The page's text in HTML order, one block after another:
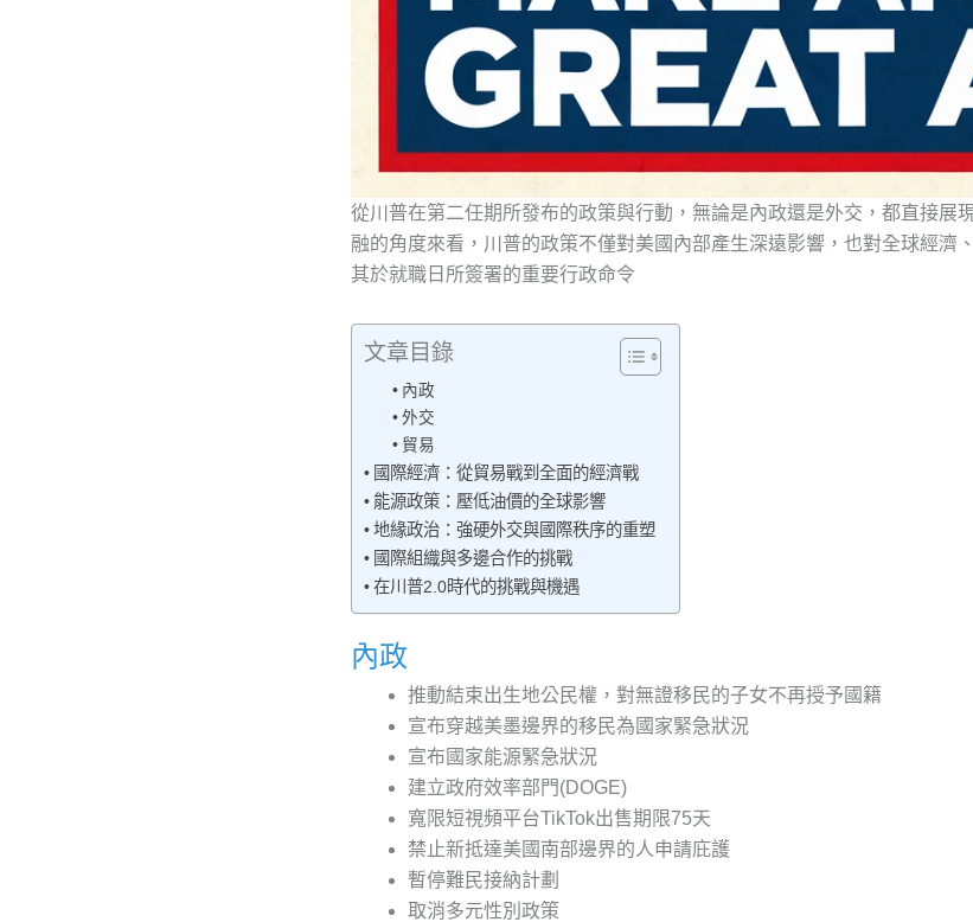
從川普在第二任期所發布的政策與行動，無論是內政還是外交，都直接展
融的角度來看，川普的政策不僅對美國內部產生深遠影響，也對全球經濟
其於就職日所簽署的重要行政命令
文章目錄
內政
外交
貿易
國際經濟：從貿易戰到全面的經濟戰
能源政策：壓低油價的全球影響
地緣政治：強硬外交與國際秩序的重塑
國際組織與多邊合作的挑戰
在川普2.0時代的挑戰與機遇
內政
推動結束出生地公民權，對無證移民的子女不再授予國籍
宣布穿越美墨邊界的移民為國家緊急狀況
宣布國家能源緊急狀況
建立政府效率部門(DOGE)
寬限短視頻平台TikTok出售期限75天
禁止新抵達美國南部邊界的人申請庇護
暫停難民接納計劃
取消多元性別政策